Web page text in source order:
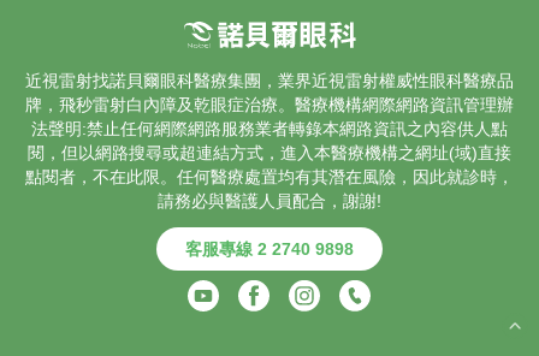
近視雷射找諾貝爾眼科醫療集團，業界近視雷射權威性眼科醫療品
牌，飛秒雷射白內障及乾眼症治療。醫療機構網際網路資訊管理辦
法聲明:禁止任何網際網路服務業者轉錄本網路資訊之內容供人點
閱，但以網路搜尋或超連結方式，進入本醫療機構之網址(域)直接
點閱者，不在此限。任何醫療處置均有其潛在風險，因此就診時，
請務必與醫護人員配合，謝謝!
客服專線 2 2740 9898